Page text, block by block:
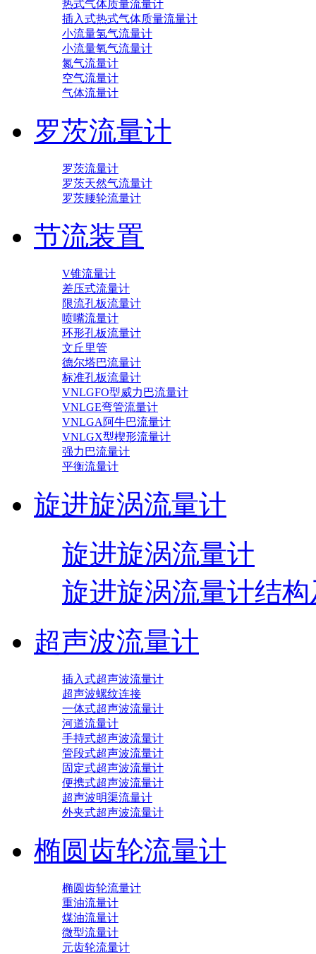
热式气体质量流量计
插入式热式气体质量流量计
小流量氢气流量计
小流量氧气流量计
氮气流量计
空气流量计
气体流量计
罗茨流量计
罗茨流量计
罗茨天然气流量计
罗茨腰轮流量计
节流装置
V锥流量计
差压式流量计
限流孔板流量计
喷嘴流量计
环形孔板流量计
文丘里管
德尔塔巴流量计
标准孔板流量计
VNLGFO型威力巴流量计
VNLGE弯管流量计
VNLGA阿牛巴流量计
VNLGX型楔形流量计
强力巴流量计
平衡流量计
旋进旋涡流量计
旋进旋涡流量计
旋进旋涡流量计结
超声波流量计
插入式超声波流量计
超声波螺纹连接
一体式超声波流量计
河道流量计
手持式超声波流量计
管段式超声波流量计
固定式超声波流量计
便携式超声波流量计
超声波明渠流量计
外夹式超声波流量计
椭圆齿轮流量计
椭圆齿轮流量计
重油流量计
煤油流量计
微型流量计
元齿轮流量计